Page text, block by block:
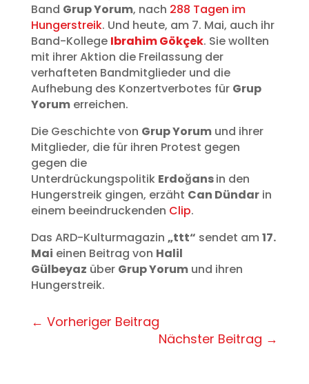
Band Grup Yorum, nach 288 Tagen im
Hungerstreik. Und heute, am 7. Mai, auch ihr
Band-Kollege Ibrahim Gökçek. Sie wollten
mit ihrer Aktion die Freilassung der
verhafteten Bandmitglieder und die
Aufhebung des Konzertverbotes für Grup
Yorumerreichen.
Die Geschichte von Grup Yorumund ihrer
Mitglieder, die für ihren Protest gegen
gegen die
Unterdrückungspolitik Erdoğansin den
Hungerstreik gingen, erzäht Can Dündarin
einem beeindruckenden Clip.
Das ARD-Kulturmagazin „ttt“ sendet am 17.
Mai einen Beitrag von Halil
Gülbeyaz über Grup Yorumund ihren
Hungerstreik.
← Vorheriger Beitrag
Nächster Beitrag →